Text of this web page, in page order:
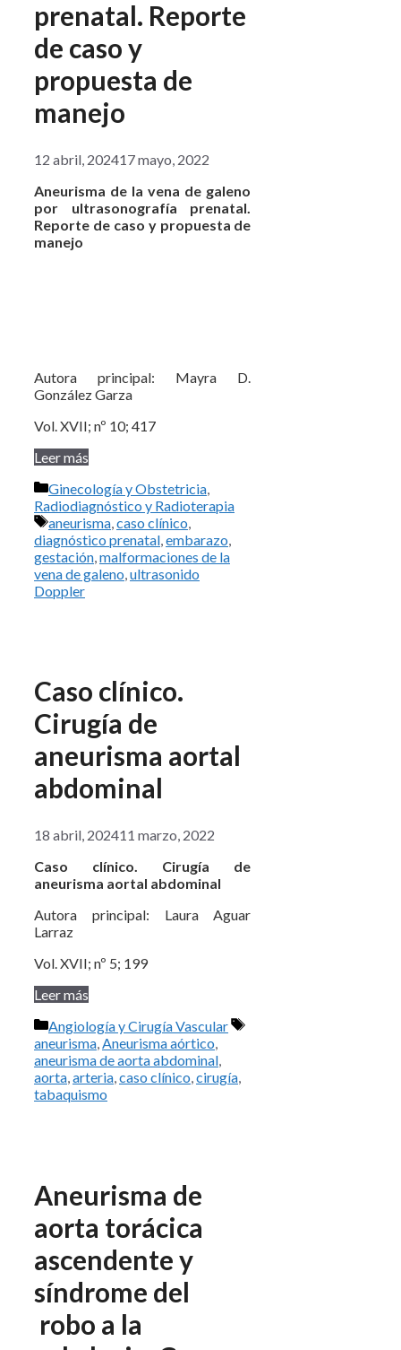
prenatal. Reporte
de caso y
propuesta de
manejo
12 abril, 202417 mayo, 2022
Aneurisma de la vena de galeno
por ultrasonografía prenatal.
Reporte de caso y propuesta de
manejo
Autora principal: Mayra D.
González Garza
Vol. XVII; nº 10; 417
Leer más
Categorías
Ginecología y Obstetricia
Radiodiagnóstico y Radioterapia
Etiquetas
aneurisma caso clínico
diagnóstico prenatal embarazo
gestación malformaciones de la
vena de galeno ultrasonido
Doppler
Caso clínico.
Cirugía de
aneurisma aortal
abdominal
18 abril, 202411 marzo, 2022
Caso clínico. Cirugía de
aneurisma aortal abdominal
Autora principal: Laura Aguar
Larraz
Vol. XVII; nº 5; 199
Leer más
Categorías
Angiología y Cirugía Vascular
Etiquetas
aneurisma,Aneurisma aórtico,
aneurisma de aorta abdominal,
aorta,arteria,caso clínico,cirugía,
tabaquismo
Aneurisma de
aorta torácica
ascendente y
síndrome del
robo a la